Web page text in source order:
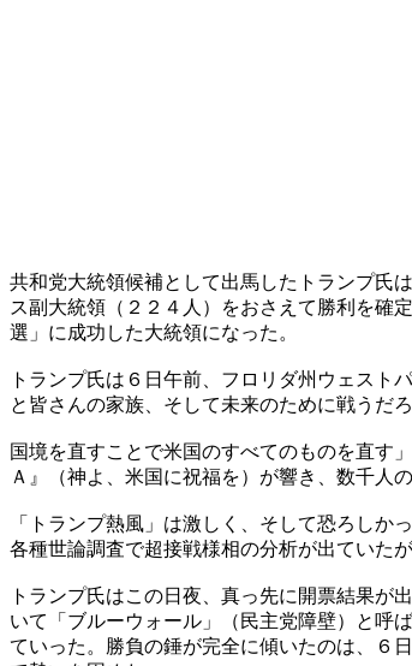
共和党大統領候補として出馬したトランプ氏
ス副大統領（２２４人）をおさえて勝利を確
選」に成功した大統領になった。
トランプ氏は６日午前、フロリダ州ウェスト
と皆さんの家族、そして未来のために戦うだ
国境を直すことで米国のすべてのものを直
Ａ』（神よ、米国に祝福を）が響き、数千人
「トランプ熱風」は激しく、そして恐ろし
各種世論調査で超接戦様相の分析が出ていた
トランプ氏はこの日夜、真っ先に開票結果が
いて「ブルーウォール」（民主党障壁）と呼
ていった。勝負の錘が完全に傾いたのは、６